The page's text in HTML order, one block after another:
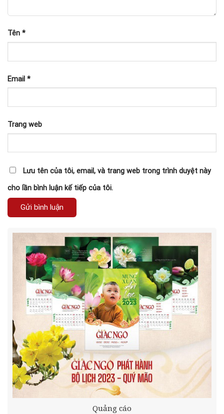
Tên *
Email *
Trang web
Lưu tên của tôi, email, và trang web trong trình duyệt này
cho lần bình luận kế tiếp của tôi.
Quảng cáo